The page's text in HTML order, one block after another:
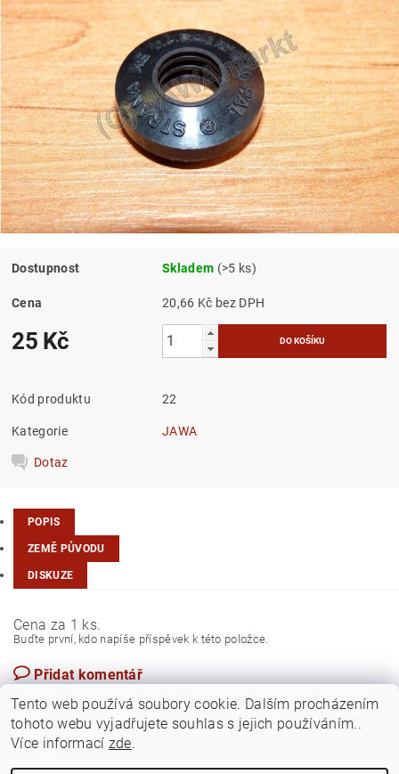
Dostupnost Skladem (>5 ks)
Cena 20,66 Kč bez DPH
25 Kč
Kód produktu 22
Kategorie JAWA
Dotaz
POPIS
ZEMĚ PŮVODU
DISKUZE
Cena za 1 ks.
Buďte první, kdo napíše příspěvek k této položce.
Přidat komentář
Tento web používá soubory cookie. Dalším procházením
tohoto webu vyjadřujete souhlas s jejich používáním..
Více informací zde.